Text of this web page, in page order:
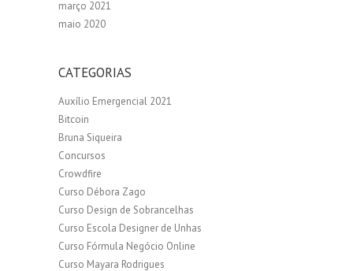
março 2021
maio 2020
CATEGORIAS
Auxílio Emergencial 2021
Bitcoin
Bruna Siqueira
Concursos
Crowdfire
Curso Débora Zago
Curso Design de Sobrancelhas
Curso Escola Designer de Unhas
Curso Fórmula Negócio Online
Curso Mayara Rodrigues